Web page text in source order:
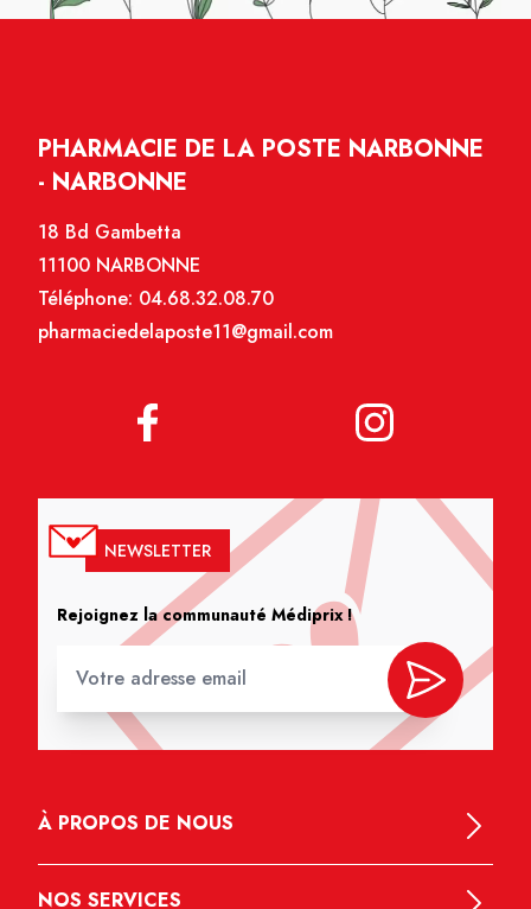
PHARMACIE DE LA POSTE NARBONNE
- NARBONNE
18 Bd Gambetta
11100 NARBONNE
Téléphone: 04.68.32.08.70
pharmaciedelaposte11@gmail.com
NEWSLETTER
Rejoignez la communauté Médiprix !
À PROPOS DE NOUS
NOS SERVICES